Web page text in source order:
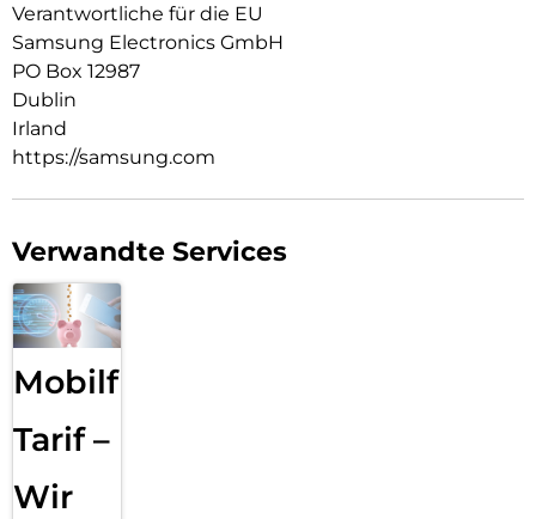
Verantwortliche für die EU
Samsung Electronics GmbH
PO Box 12987
Dublin
Irland
https://samsung.com
Verwandte Services
Mobilfunk
Tarif –
Wir